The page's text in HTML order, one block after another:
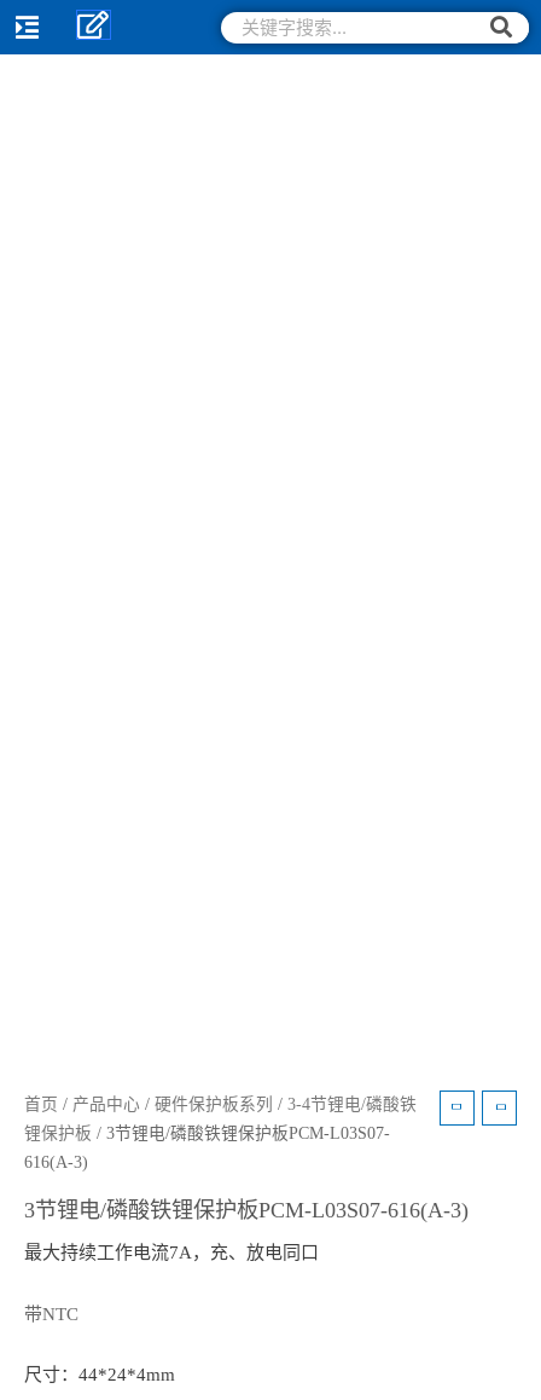
跳
至
搜
索
搜
索
首页 / 产品中心 / 硬件保护板系列 / 3-4节锂电/磷酸铁
锂保护板 / 3节锂电/磷酸铁锂保护板PCM-L03S07-
616(A-3)
3节锂电/磷酸铁锂保护板PCM-L03S07-616(A-3)
最大持续工作电流7A，充、放电同口
带NTC
尺寸：44*24*4mm